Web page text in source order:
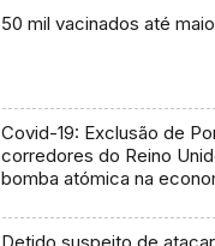
50 mil vacinados até
Covid-19: Exclusão de
corredores do Reino
bomba atómica na